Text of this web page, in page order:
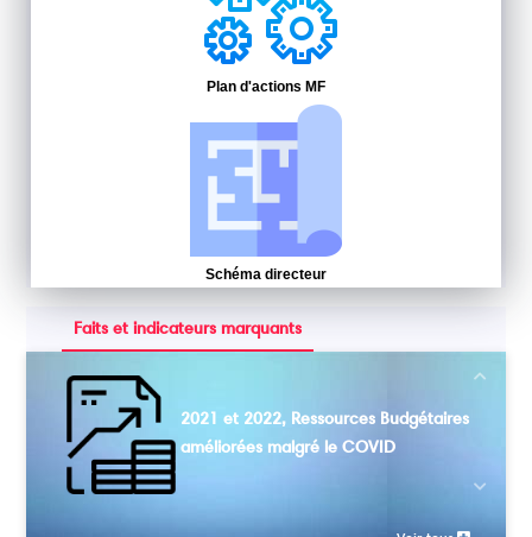
Plan d'actions MF
Schéma directeur
Faits et indicateurs marquants
2021 et 2022, Ressources Budgétaires
améliorées malgré le COVID